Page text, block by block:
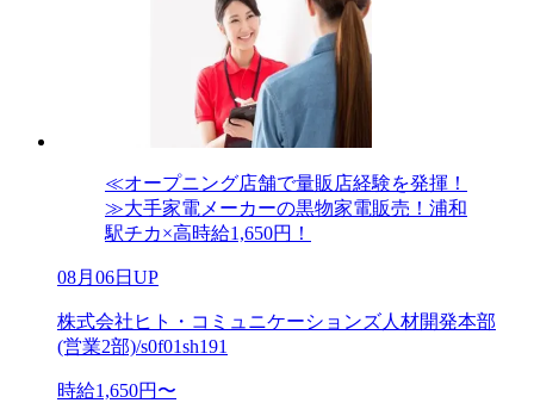
≪オープニング店舗で量販店経験を発揮！
≫大手家電メーカーの黒物家電販売！浦和
駅チカ×高時給1,650円！
08月06日UP
株式会社ヒト・コミュニケーションズ人材開発本部
(営業2部)/s0f01sh191
時給1,650円〜